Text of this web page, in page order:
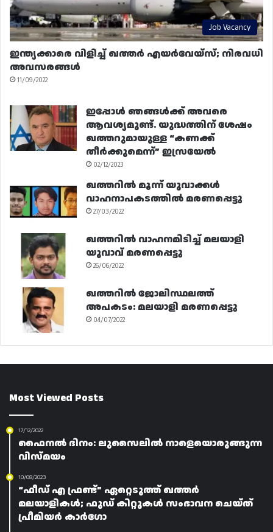
Job Vacancy
ഇന്ത്യക്കാരെ വിളിച്ച് ഖത്തർ എയർവേയ്‌സ്; നിരവധി
അവസരങ്ങൾ
11/09/2022
ഇപ്പോൾ ഞങ്ങൾക്ക് അവരെ
ആവശ്യമുണ്ട്. യുദ്ധത്തിന് ശേഷം
ഖത്തറുമായുള്ള “കണക്ക്
തീർക്കുമെന്ന്” ഇസ്രയേൽ
02/12/2023
ഖത്തറിൽ മൂന്ന് യുവാക്കൾ
വാഹനാപകടത്തിൽ മരണപ്പെട്ടു
27/03/2022
ഖത്തറിൽ വാഹനമിടിച്ച് മലയാളി
യുവാവ് മരണപ്പെട്ടു
26/06/2022
ഖത്തറിൽ ജോലിസ്ഥലത്ത്
അപകടം: മലയാളി മരണപ്പെട്ടു
04/07/2022
Most Viewed Posts
17/12/2022
ഫൈനൽ ദിനം: ലുസൈലിൽ നാളെയൊരുങ്ങുന്ന
വിസ്മയം
10/08/2023
“ഫീഡ് എ ഫ്രണ്ട്” ഏറ്റെടുത്ത് ഖത്തർ
മലയാളികൾ; ഫുഡ് കിറ്റുകൾ സംഭാവന ചെയ്ത്
പ്രീമിയർ കാർഗോ